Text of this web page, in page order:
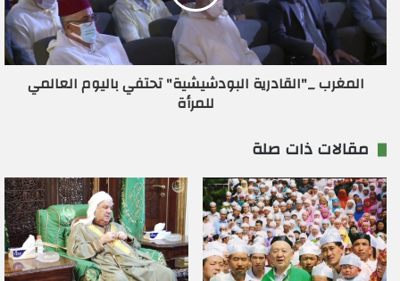
المغرب _"القادرية البودشيشية" تحتفي باليوم العالمي
للمرأة
مقالات ذات صلة